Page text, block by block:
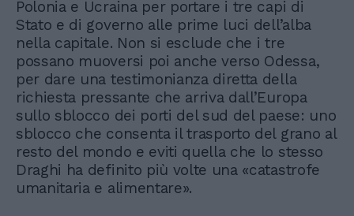
Polonia e Ucraina per portare i tre capi di
Stato e di governo alle prime luci dell’alba
nella capitale. Non si esclude che i tre
possano muoversi poi anche verso Odessa,
per dare una testimonianza diretta della
richiesta pressante che arriva dall’Europa
sullo sblocco dei porti del sud del paese: uno
sblocco che consenta il trasporto del grano al
resto del mondo e eviti quella che lo stesso
Draghi ha definito più volte una «catastrofe
umanitaria e alimentare».